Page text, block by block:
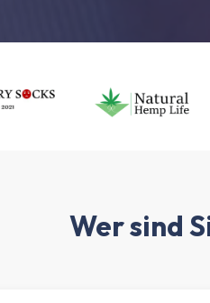
Wer sind